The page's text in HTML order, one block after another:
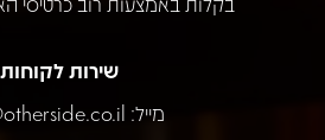
שירות לקוחות
מייל: